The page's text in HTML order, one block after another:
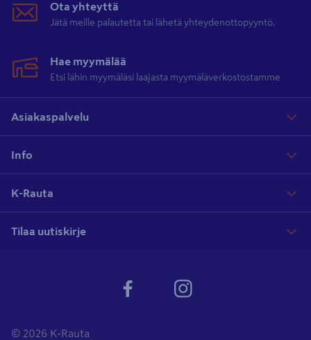
Ota yhteyttä
Jätä meille palautetta tai lähetä yhteydenottopyyntö.
Hae myymälää
Etsi lähin myymäläsi laajasta myymäläverkostostamme
Asiakaspalvelu
Info
K-Rauta
Tilaa uutiskirje
© 2026 K-Rauta